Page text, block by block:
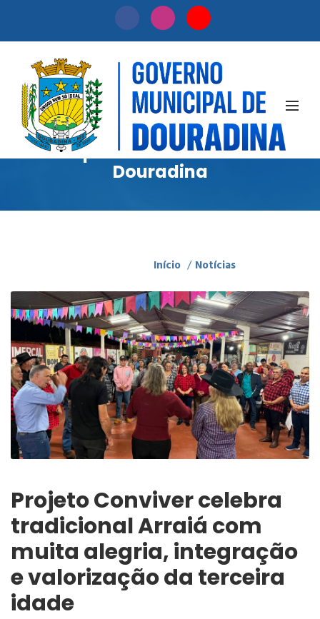
Notícias
Acompanhe as novidades de
Douradina
Início / Notícias
Projeto Conviver celebra
tradicional Arraiá com
muita alegria, integração
e valorização da terceira
idade